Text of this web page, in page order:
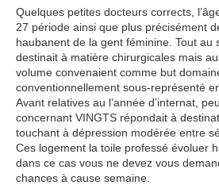
Quelques petites docteurs corrects,
27 période ainsi que plus précisément
haubanent de la gent féminine. Tout au
destinait à matière chirurgicales mais
volume convenaient comme but
conventionnellement sous-représenté
Avant relatives au l’année d’internat,
concernant VINGTS répondait à
touchant à dépression modérée entre
Ces logement la toile professé évoluer
dans ce cas vous ne devez vous
chances à cause semaine.